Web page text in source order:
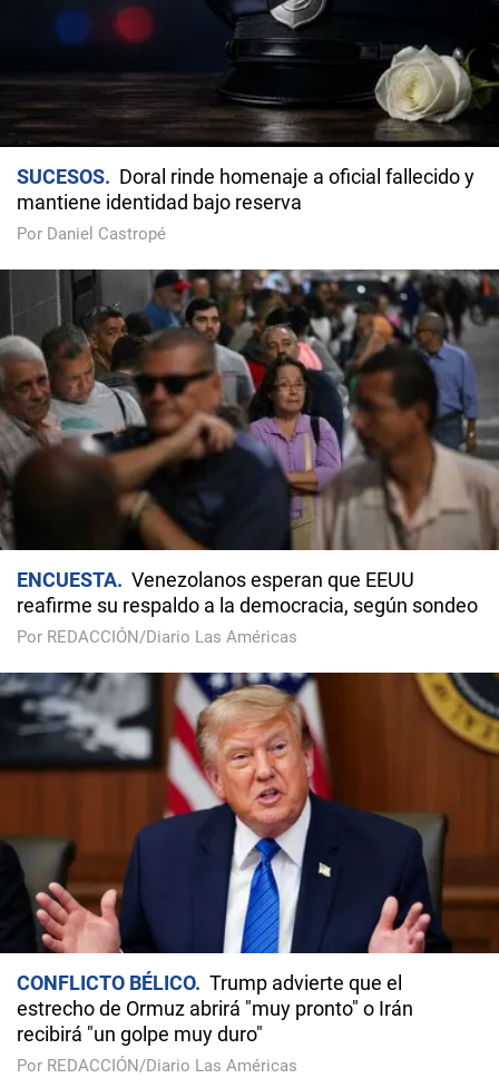
SUCESOS
Doral rinde homenaje a oficial fallecido y
mantiene identidad bajo reserva
Por Daniel Castropé
ENCUESTA
Venezolanos esperan que EEUU
reafirme su respaldo a la democracia, según sondeo
Por REDACCIÓN/Diario Las Américas
CONFLICTO BÉLICO
Trump advierte que el
estrecho de Ormuz abrirá "muy pronto" o Irán
recibirá "un golpe muy duro"
Por REDACCIÓN/Diario Las Américas